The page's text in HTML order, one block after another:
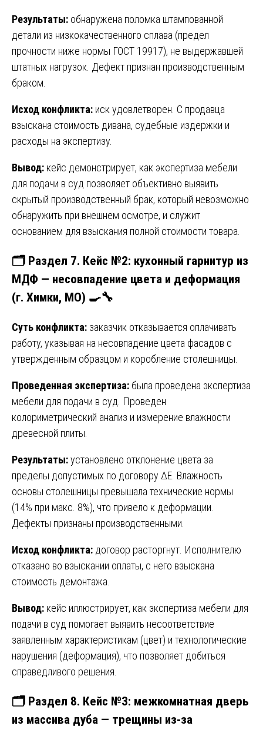
Результаты: обнаружена поломка штампованной
детали из низкокачественного сплава (предел
прочности ниже нормы ГОСТ 19917), не выдержавшей
штатных нагрузок. Дефект признан производственным
браком.
Исход конфликта: иск удовлетворен. С продавца
взыскана стоимость дивана, судебные издержки и
расходы на экспертизу.
Вывод: кейс демонстрирует, как экспертиза мебели
для подачи в суд позволяет объективно выявить
скрытый производственный брак, который невозможно
обнаружить при внешнем осмотре, и служит
основанием для взыскания полной стоимости товара.
🗂️ Раздел 7. Кейс №2: кухонный гарнитур из
МДФ — несовпадение цвета и деформация
(г. Химки, МО) 🍳🔧
Суть конфликта: заказчик отказывается оплачивать
работу, указывая на несовпадение цвета фасадов с
утвержденным образцом и коробление столешницы.
Проведенная экспертиза: была проведена экспертиза
мебели для подачи в суд. Проведен
колориметрический анализ и измерение влажности
древесной плиты.
Результаты:установлено отклонение цвета за
пределы допустимых по договору ΔE. Влажность
основы столешницы превышала технические нормы
(14% при макс. 8%), что привело к деформации.
Дефекты признаны производственными.
Исход конфликта: договор расторгнут. Исполнителю
отказано во взыскании оплаты, с него взыскана
стоимость демонтажа.
Вывод: кейс иллюстрирует, как экспертиза мебели для
подачи в суд помогает выявить несоответствие
заявленным характеристикам (цвет) и технологические
нарушения (деформация), что позволяет добиться
справедливого решения.
🗂️ Раздел 8. Кейс №3: межкомнатная дверь
из массива дуба — трещины из-за